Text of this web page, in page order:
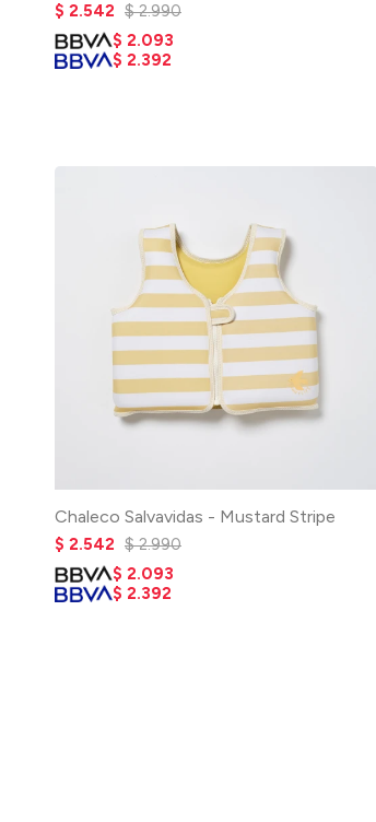
$ 2.542 $ 2.990
$ 2.093
$ 2.392
Chaleco Salvavidas - Mustard Stripe
$ 2.542 $ 2.990
$ 2.093
$ 2.392